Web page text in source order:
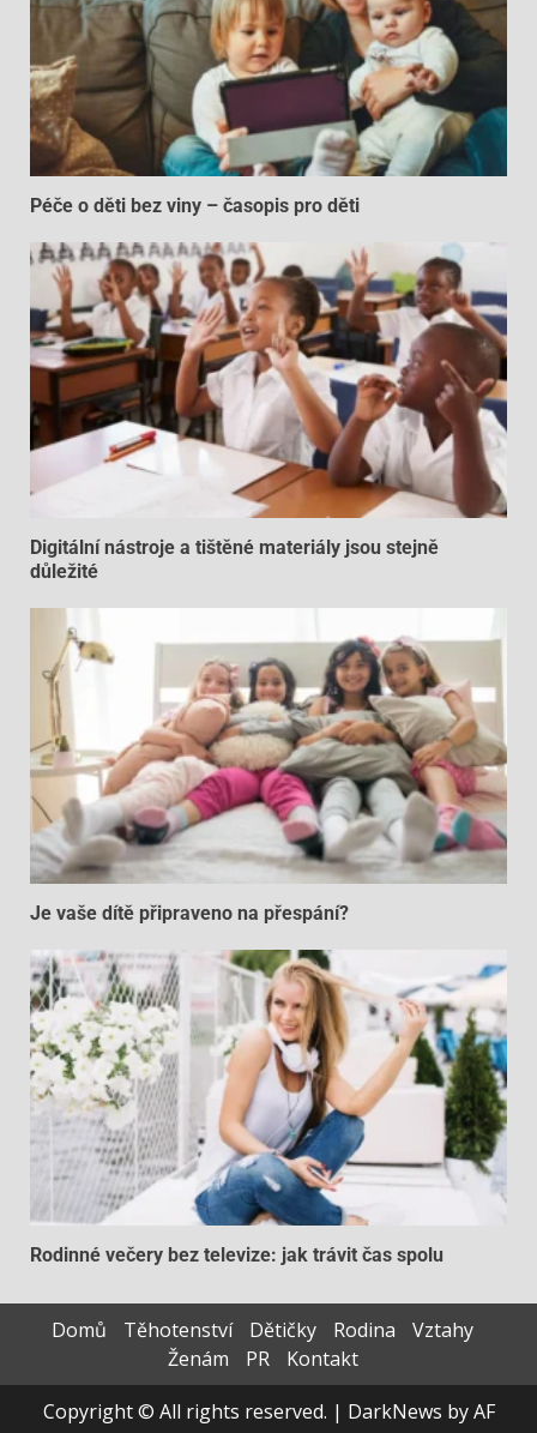
Péče o děti bez viny – časopis pro děti
Digitální nástroje a tištěné materiály jsou stejně
důležité
Je vaše dítě připraveno na přespání?
Rodinné večery bez televize: jak trávit čas spolu
Domů Těhotenství Dětičky Rodina
Vztahy
Ženám
PR
Kontakt
Copyright © All rights reserved. | DarkNews by AF